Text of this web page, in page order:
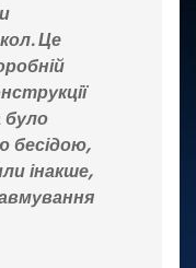
Це
було
бесідою,
інакше,